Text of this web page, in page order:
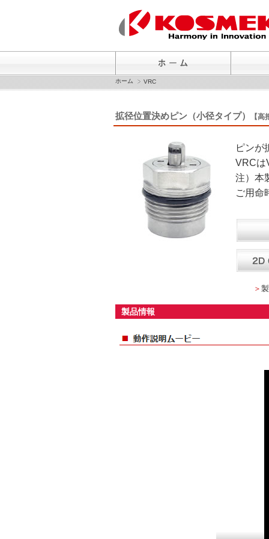
ホーム VRC
拡径位置決めピン（小径タイプ） 【
ピンが
VRCは
注）本
ご用命
＞
製品情報